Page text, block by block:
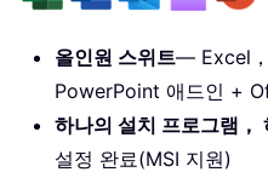
올인원 스위트— Excel
PowerPoint 애드인 +
하나의 설치 프로그램，
설정 완료(MSI 지원)